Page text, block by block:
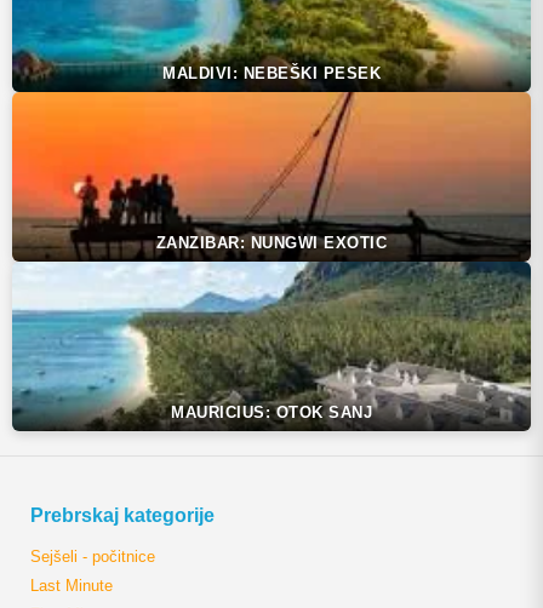
MALDIVI: NEBEŠKI PESEK
ZANZIBAR: NUNGWI EXOTIC
MAURICIUS: OTOK SANJ
Prebrskaj kategorije
Sejšeli - počitnice
Last Minute